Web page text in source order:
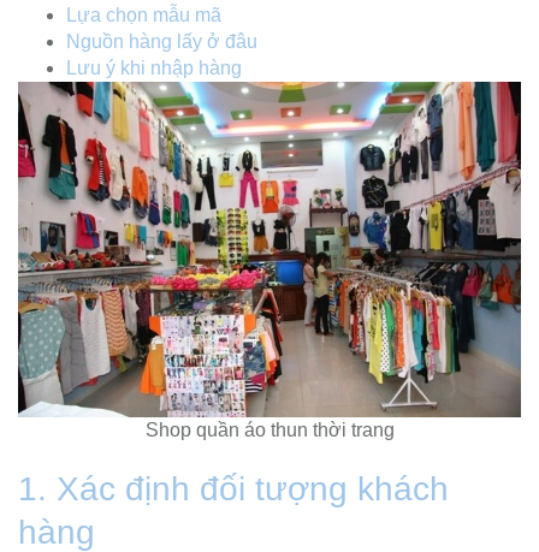
Lựa chọn mẫu mã
Nguồn hàng lấy ở đâu
Lưu ý khi nhập hàng
Shop quần áo thun thời trang
1. Xác định đối tượng khách
hàng